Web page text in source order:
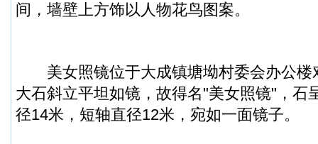
间，墙壁上方饰以人物花鸟图案。
美女照镜位于大成镇塘坳村委会办公楼
大石斜立平坦如镜，故得名"美女照镜"，石
径14米，短轴直径12米，宛如一面镜子。